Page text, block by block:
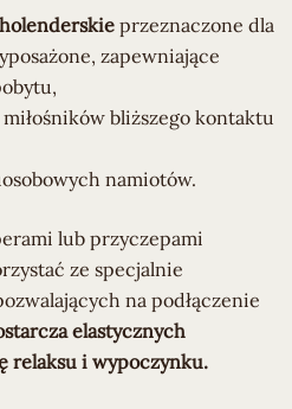
przeznaczone dla
zapewniające
bliższego kontaktu
namiotów.
lub przyczepami
ze specjalnie
na podłączenie
elastycznych
relaksu i wypoczynku.